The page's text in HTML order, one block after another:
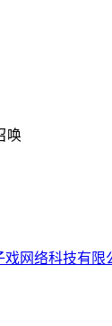
唤
戏网络科技有限